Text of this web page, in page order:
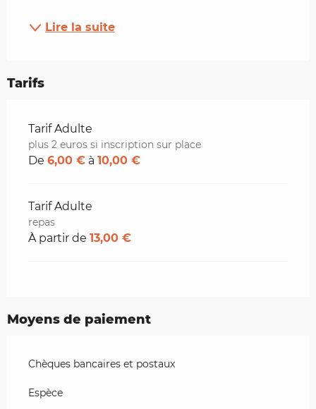
Lire la suite
Tarifs
Tarifs 2026
Tarif Adulte
plus 2 euros si inscription sur place
De 6,00 € à 10,00 €
Tarif Adulte
repas
À partir de 13,00 €
Moyens de paiement
Chèques bancaires et postaux
Espèce